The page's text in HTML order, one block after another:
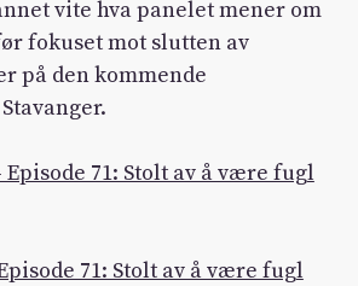
vite hva panelet mener om
fokuset mot slutten av
på den kommende
71: Stolt av å være fugl
71: Stolt av å være fugl